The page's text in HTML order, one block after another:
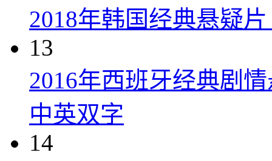
2018年韩国经典悬疑
13
2016年西班牙经典剧
中英双字
14